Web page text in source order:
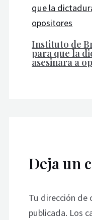
Instituto de
para que la
asesinara a
Deja un
Tu dirección de
publicada. Los